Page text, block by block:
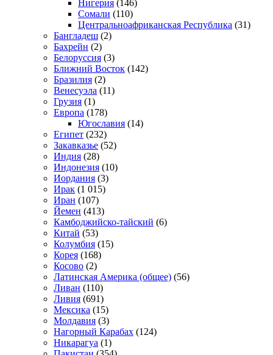
Нигерия (146)
Сомали (110)
Центральноафриканская Республика (31)
Бангладеш (2)
Бахрейн (2)
Белоруссия (3)
Ближний Восток (142)
Бразилия (2)
Венесуэла (11)
Грузия (1)
Европа (178)
Югославия (14)
Египет (232)
Закавказье (52)
Индия (28)
Индонезия (10)
Иордания (3)
Ирак (1 015)
Иран (107)
Йемен (413)
Камбоджийско-тайский (6)
Китай (53)
Колумбия (15)
Корея (168)
Косово (2)
Латинская Америка (общее) (56)
Ливан (110)
Ливия (691)
Мексика (15)
Молдавия (3)
Нагорный Карабах (124)
Никарагуа (1)